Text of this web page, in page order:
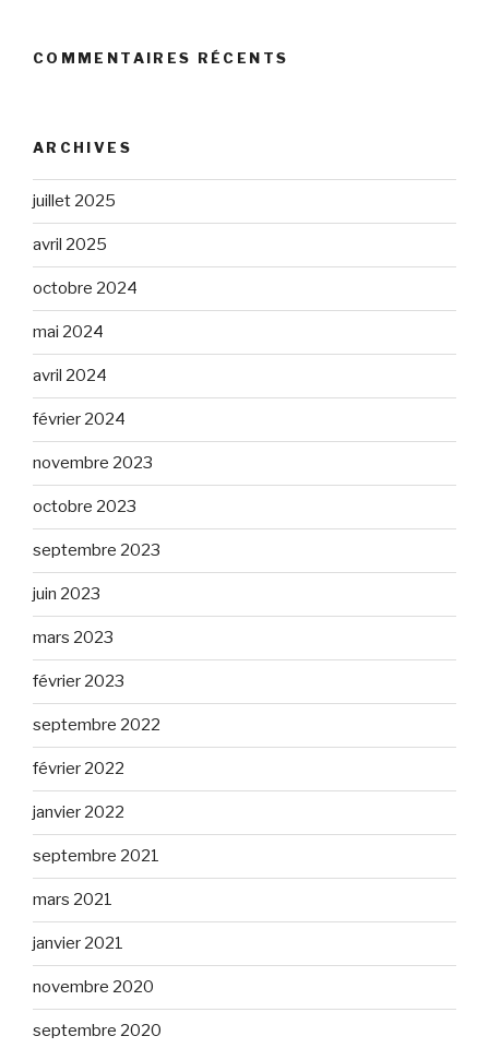
COMMENTAIRES RÉCENTS
ARCHIVES
juillet 2025
avril 2025
octobre 2024
mai 2024
avril 2024
février 2024
novembre 2023
octobre 2023
septembre 2023
juin 2023
mars 2023
février 2023
septembre 2022
février 2022
janvier 2022
septembre 2021
mars 2021
janvier 2021
novembre 2020
septembre 2020